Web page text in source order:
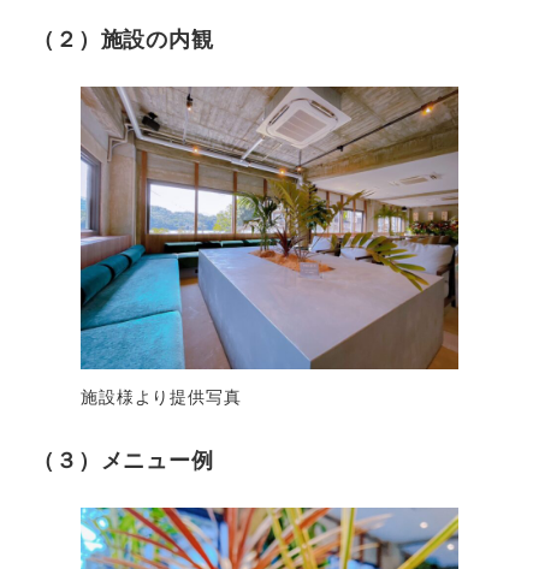
（２）施設の内観
施設様より提供写真
（３）メニュー例